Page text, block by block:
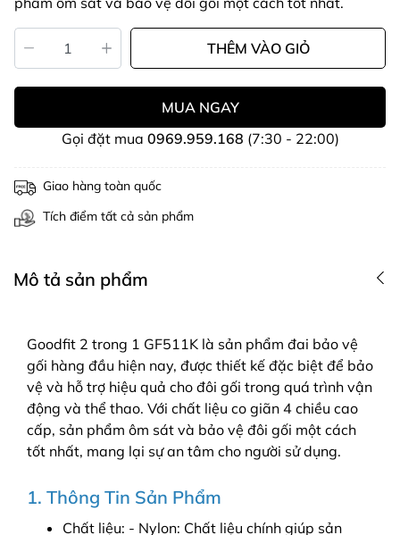
THÊM VÀO GIỎ
MUA NGAY
Gọi đặt mua 0969.959.168 (7:30 - 22:00)
Giao hàng toàn quốc
Tích điểm tất cả sản phẩm
Mô tả sản phẩm
Goodfit 2 trong 1 GF511K là sản phẩm đai bảo vệ
gối hàng đầu hiện nay, được thiết kế đặc biệt để bảo
vệ và hỗ trợ hiệu quả cho đôi gối trong quá trình vận
động và thể thao. Với chất liệu co giãn 4 chiều cao
cấp, sản phẩm ôm sát và bảo vệ đôi gối một cách
tốt nhất, mang lại sự an tâm cho người sử dụng.
1. Thông Tin Sản Phẩm
Chất liệu: - Nylon: Chất liệu chính giúp sản